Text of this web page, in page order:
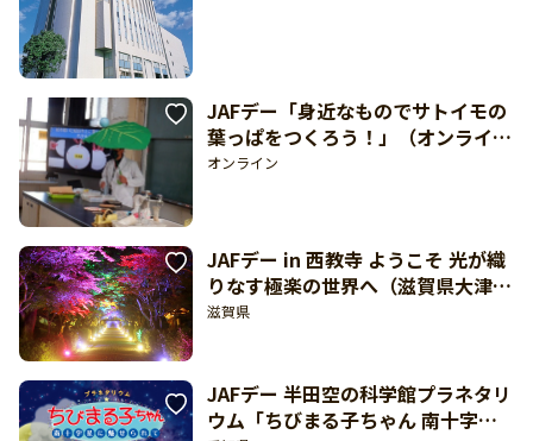
JAFデー「身近なものでサトイモの
葉っぱをつくろう！」（オンライ
ン：8月26日開催）【東海北陸 どき
オンライン
JAFデー in 西教寺 ようこそ 光が織
りなす極楽の世界へ（滋賀県大津
市：8月25日開催）
滋賀県
JAFデー 半田空の科学館プラネタリ
ウム「ちびまる子ちゃん 南十字星